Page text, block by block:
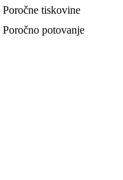
Poročne tiskovine
Poročno potovanje